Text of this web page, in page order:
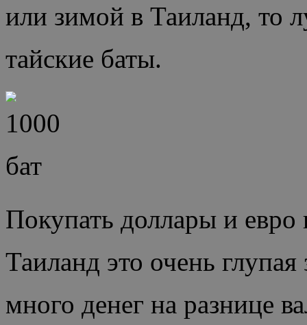
или зимой в Таиланд, то
тайские баты.
Покупать доллары и евро
Таиланд это очень
много денег на разнице